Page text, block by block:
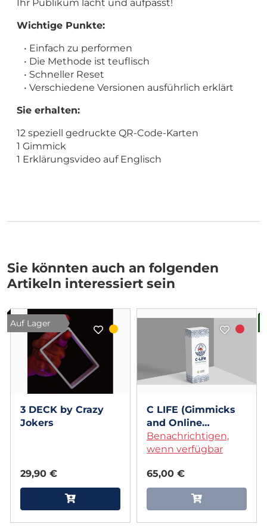
Ihr Publikum lacht und aufpasst!
Wichtige Punkte:
• Einfach zu performen
• Die Methode ist teuflisch
• Schneller Reset
• Verschiedene Versionen ausführlich erklärt
Sie erhalten:
12 speziell gedruckte QR-Code-Karten
1 Gimmick
1 Erklärungsvideo auf Englisch
Sie könnten auch an folgenden
Artikeln interessiert sein
Auf Lager
3 DECK by Crazy
Jokers
29,90 €
C LIFE (Gimmicks
and Online
Instructions) by
Jérôme Sauloup &
Benachrichtigen,
wenn verfügbar
65,00 €